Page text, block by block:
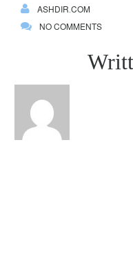
ASHDIR.COM
NO COMMENTS